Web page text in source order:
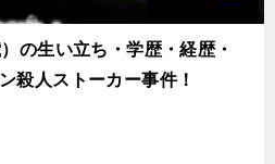
の生い立ち・学歴・経歴・
殺人ストーカー事件！